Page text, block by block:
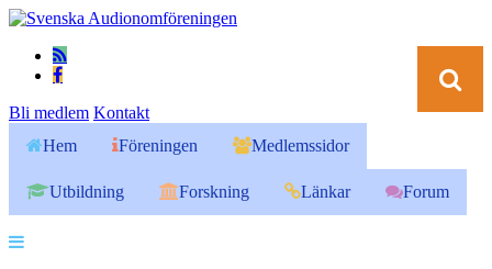
Bli medlem Kontakt
Hem
Föreningen Medlemssidor
Utbildning Forskning Länkar Forum